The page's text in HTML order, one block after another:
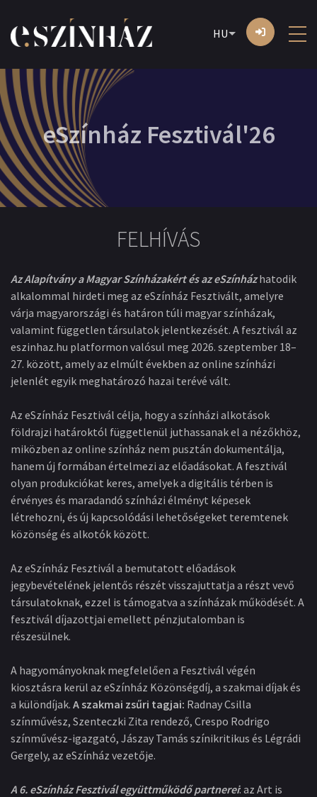
HU
eSzínház Fesztivál'26
FELHÍVÁS
Az Alapítvány a Magyar Színházakért és az eSzínházhatodik
alkalommal hirdeti meg az eSzínház Fesztivált, amelyre
várja magyarországi és határon túli magyar színházak,
valamint független társulatok jelentkezését. A fesztivál az
eszinhaz.hu platformon valósul meg 2026. szeptember 18–
27. között, amely az elmúlt években az online színházi
jelenlét egyik meghatározó hazai terévé vált.
Az eSzínház Fesztivál célja, hogy a színházi alkotások
földrajzi határoktól függetlenül juthassanak el a nézőkhöz,
miközben az online színház nem pusztán dokumentálja,
hanem új formában értelmezi az előadásokat. A fesztivál
olyan produkciókat keres, amelyek a digitális térben is
érvényes és maradandó színházi élményt képesek
létrehozni, és új kapcsolódási lehetőségeket teremtenek
közönség és alkotók között.
Az eSzínház Fesztivál a bemutatott előadások
jegybevételének jelentős részét visszajuttatja a részt vevő
társulatoknak, ezzel is támogatva a színházak működését. A
fesztivál díjazottjai emellett pénzjutalomban is
részesülnek.
A hagyományoknak megfelelően a Fesztivál végén
kiosztásra kerül az eSzínház Közönségdíj, a szakmai díjak és
a különdíjak. A szakmai zsűri tagjai: Radnay Csilla
színművész, Szenteczki Zita rendező, Crespo Rodrigo
színművész-igazgató, Jászay Tamás színikritikus és Légrádi
Gergely, az eSzínház vezetője.
A 6. eSzínház Fesztivál együttműködő partnerei: az Art is